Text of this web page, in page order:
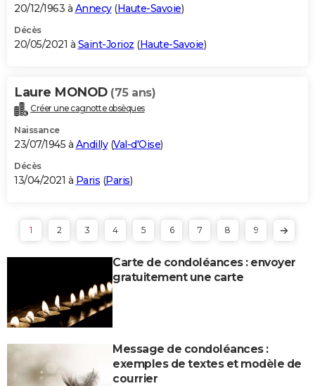
20/12/1963 à Annecy(Haute-Savoie)
Décès
20/05/2021 à Saint-Jorioz (Haute-Savoie)
Laure MONOD (75 ans)
Créer une cagnotte obsèques
Naissance
23/07/1945 à Andilly(Val-d'Oise)
Décès
13/04/2021 à Paris (Paris)
1 2 3 4 5 6 7 8 9
Carte de condoléances : envoyer
gratuitement une carte
Message de condoléances :
exemples de textes et modèle de
courrier